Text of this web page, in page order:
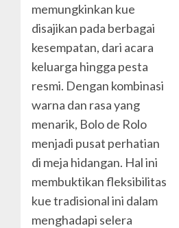
memungkinkan kue
disajikan pada berbagai
kesempatan, dari acara
keluarga hingga pesta
resmi. Dengan kombinasi
warna dan rasa yang
menarik, Bolo de Rolo
menjadi pusat perhatian
di meja hidangan. Hal ini
membuktikan fleksibilitas
kue tradisional ini dalam
menghadapi selera